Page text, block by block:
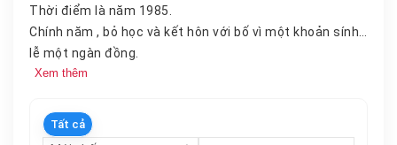
Thời điểm là năm 1985.
Chính năm , bỏ học và kết hôn với bố vì một khoản sính
lễ một ngàn đồng.
Thật may mắn là tuổi trẻ tình cảm chân thật, họ một
Sau đó, đời.
Lần , mang theo một ba lô đầy tiền để về quá khứ và đổi
Xem thêm
Tất cả